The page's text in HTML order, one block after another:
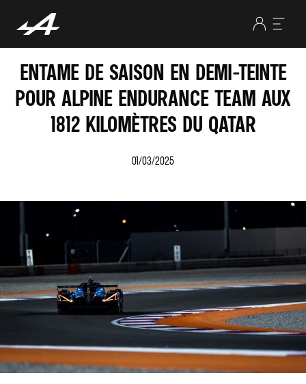
ENTAME DE SAISON EN DEMI-TEINTE
POUR ALPINE ENDURANCE TEAM AUX
1812 KILOMÈTRES DU QATAR
01/03/2025